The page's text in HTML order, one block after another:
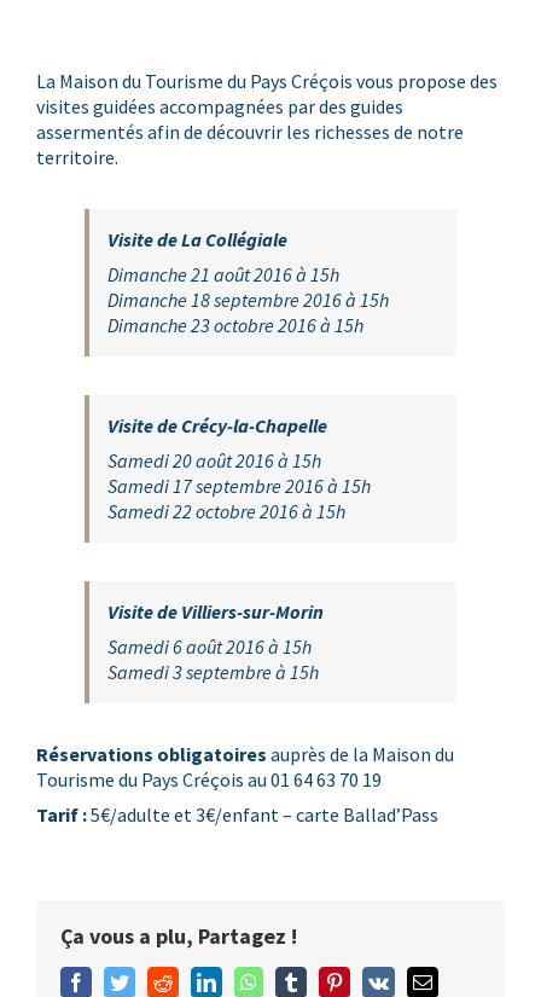
La Maison du Tourisme du Pays Créçois vous propose des
visites guidées accompagnées par des guides
assermentés afin de découvrir les richesses de notre
territoire.
Visite de La Collégiale
Dimanche 21 août 2016 à 15h
Dimanche 18 septembre 2016 à 15h
Dimanche 23 octobre 2016 à 15h
Visite de Crécy-la-Chapelle
Samedi 20 août 2016 à 15h
Samedi 17 septembre 2016 à 15h
Samedi 22 octobre 2016 à 15h
Visite de Villiers-sur-Morin
Samedi 6 août 2016 à 15h
Samedi 3 septembre à 15h
Réservations obligatoires auprès de la Maison du
Tourisme du Pays Créçois au 01 64 63 70 19
Tarif :5€/adulte et 3€/enfant – carte Ballad’Pass
Ça vous a plu, Partagez !
Facebook
TwitterRedditLinkedInWhatsApp
Tumblr Pinterest
Vk Email